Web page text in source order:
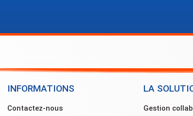
INFORMATIONS
Contactez-nous
LA
Gestion